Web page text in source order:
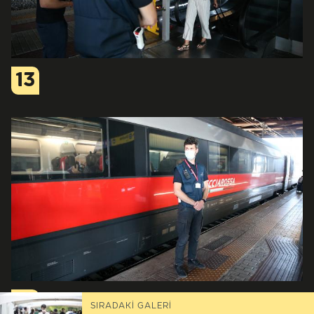
13
14 SIRADAKİ GALERİ